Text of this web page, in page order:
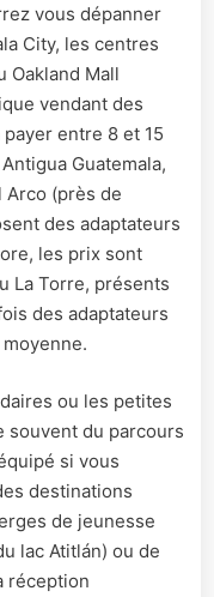
vous dépanner
City, les centres
Oakland Mall
vendant des
entre 8 et 15
Guatemala,
Arco (près de
des adaptateurs
les prix sont
La Torre, présents
des adaptateurs
ou les petites
souvent du parcours
si vous
destinations
de jeunesse
lac Atitlán) ou de
réception